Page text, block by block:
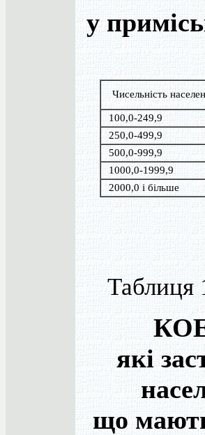
у
Чисельність
100,0-249,9
250,0-499,9
500,0-999,9
1000,0-1999,9
2000,0 і більше
Таблиця
які
що